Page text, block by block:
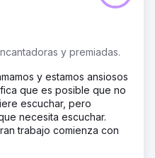
y premiadas.
y estamos ansiosos
que es posible que no
escuchar, pero
necesita escuchar.
trabajo comienza con